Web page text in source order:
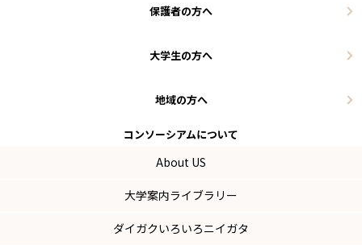
保護者の方へ
大学生の方へ
地域の方へ
コンソーシアムについて
About US
大学案内ライブラリー
ダイガクいろいろニイガタ